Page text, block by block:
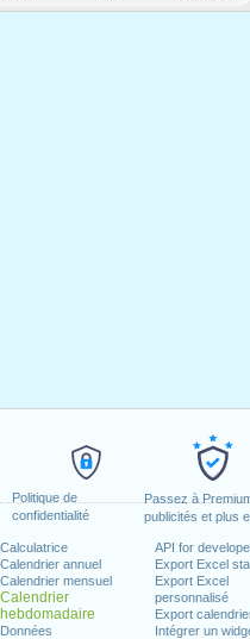
Politique de
confidentialité
Passez à
publicités et plus
Calculatrice
Calendrier annuel
Calendrier mensuel
Calendrier
hebdomadaire
Données
API for
Export Excel
Export Excel
personnalisé
Export
Intégrer un